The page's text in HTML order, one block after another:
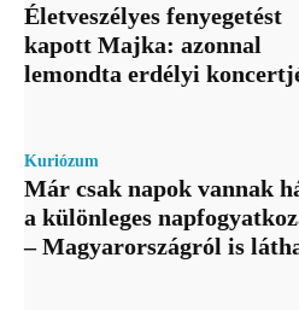
Életveszélyes fenyegetést
kapott Majka: azonnal
lemondta erdélyi
Kuriózum
Már csak napok vannak
a különleges
– Magyarországról is